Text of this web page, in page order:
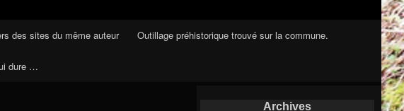
des sites du même auteur Outillage préhistorique trouvé sur la commune.
dure …
Archives